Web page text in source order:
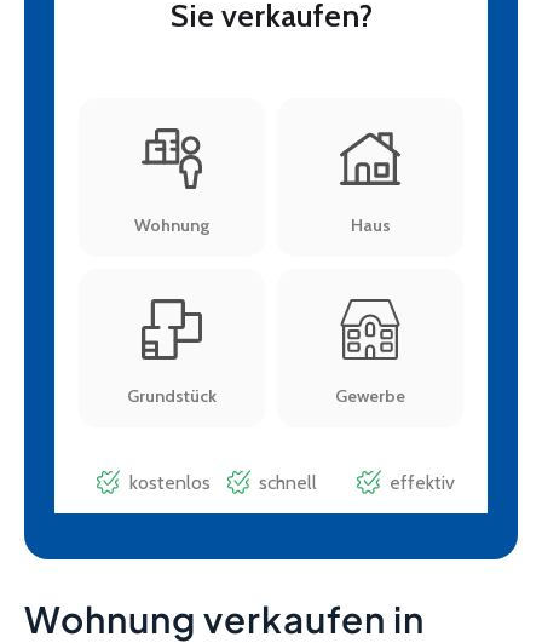
Wohnung verkaufen in